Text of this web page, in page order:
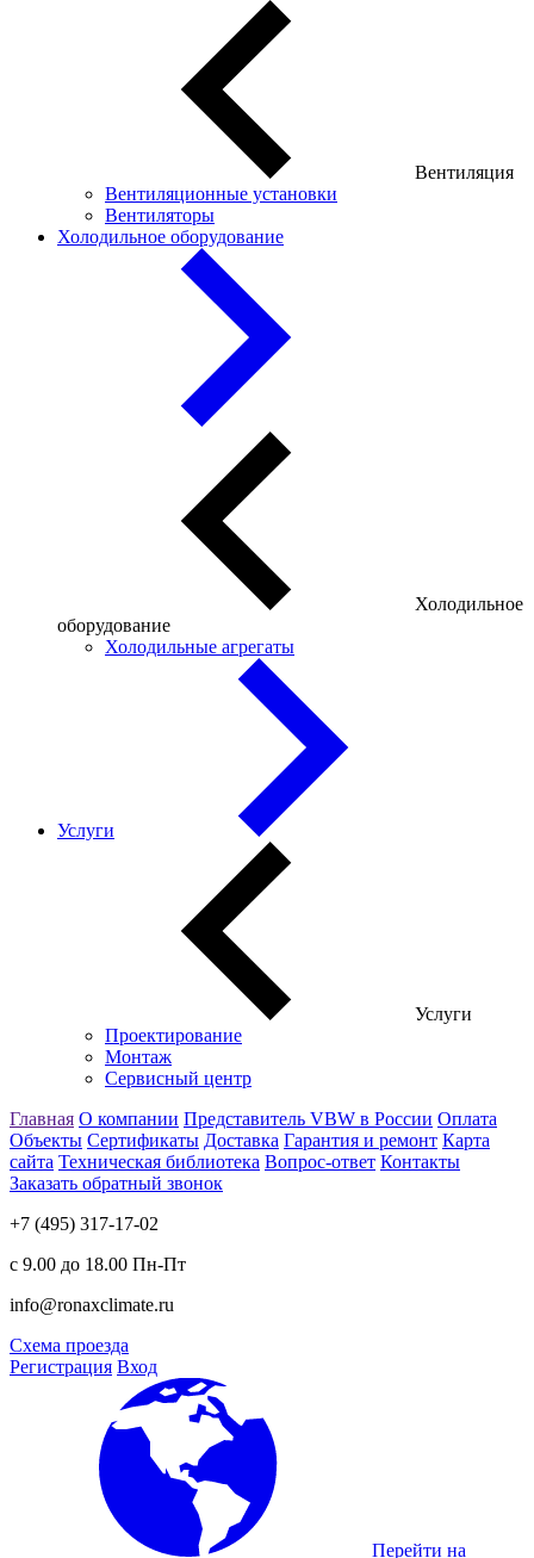
Вентиляция
Вентиляционные установки
Вентиляторы
Холодильное оборудование
Холодильное
оборудование
Холодильные агрегаты
Услуги
Услуги
Проектирование
Монтаж
Сервисный центр
Главная О компании Представитель VBW в России Оплата
Объекты Сертификаты Доставка Гарантия и ремонт Карта
сайта Техническая библиотека Вопрос-ответ Контакты
Заказать обратный звонок
+7 (495) 317-17-02
с 9.00 до 18.00 Пн-Пт
info@ronaxclimate.ru
Схема проезда
Регистрация Вход
Перейти на